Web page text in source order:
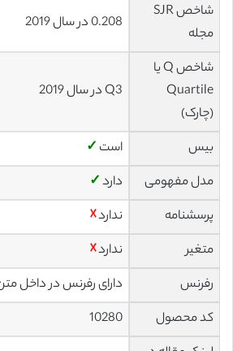
شاخص SJR
مجله
0.208 در سال 2019
شاخص Q یا
Quartile
(چارک)
Q3 در سال 2019
بیس است ✓
مدل مفهومی
دارد✓
پرسشنامه
ندارد☓
متغیر
ندارد☓
رفرنس
دارای رفرنس در داخل
کد محصول
10280